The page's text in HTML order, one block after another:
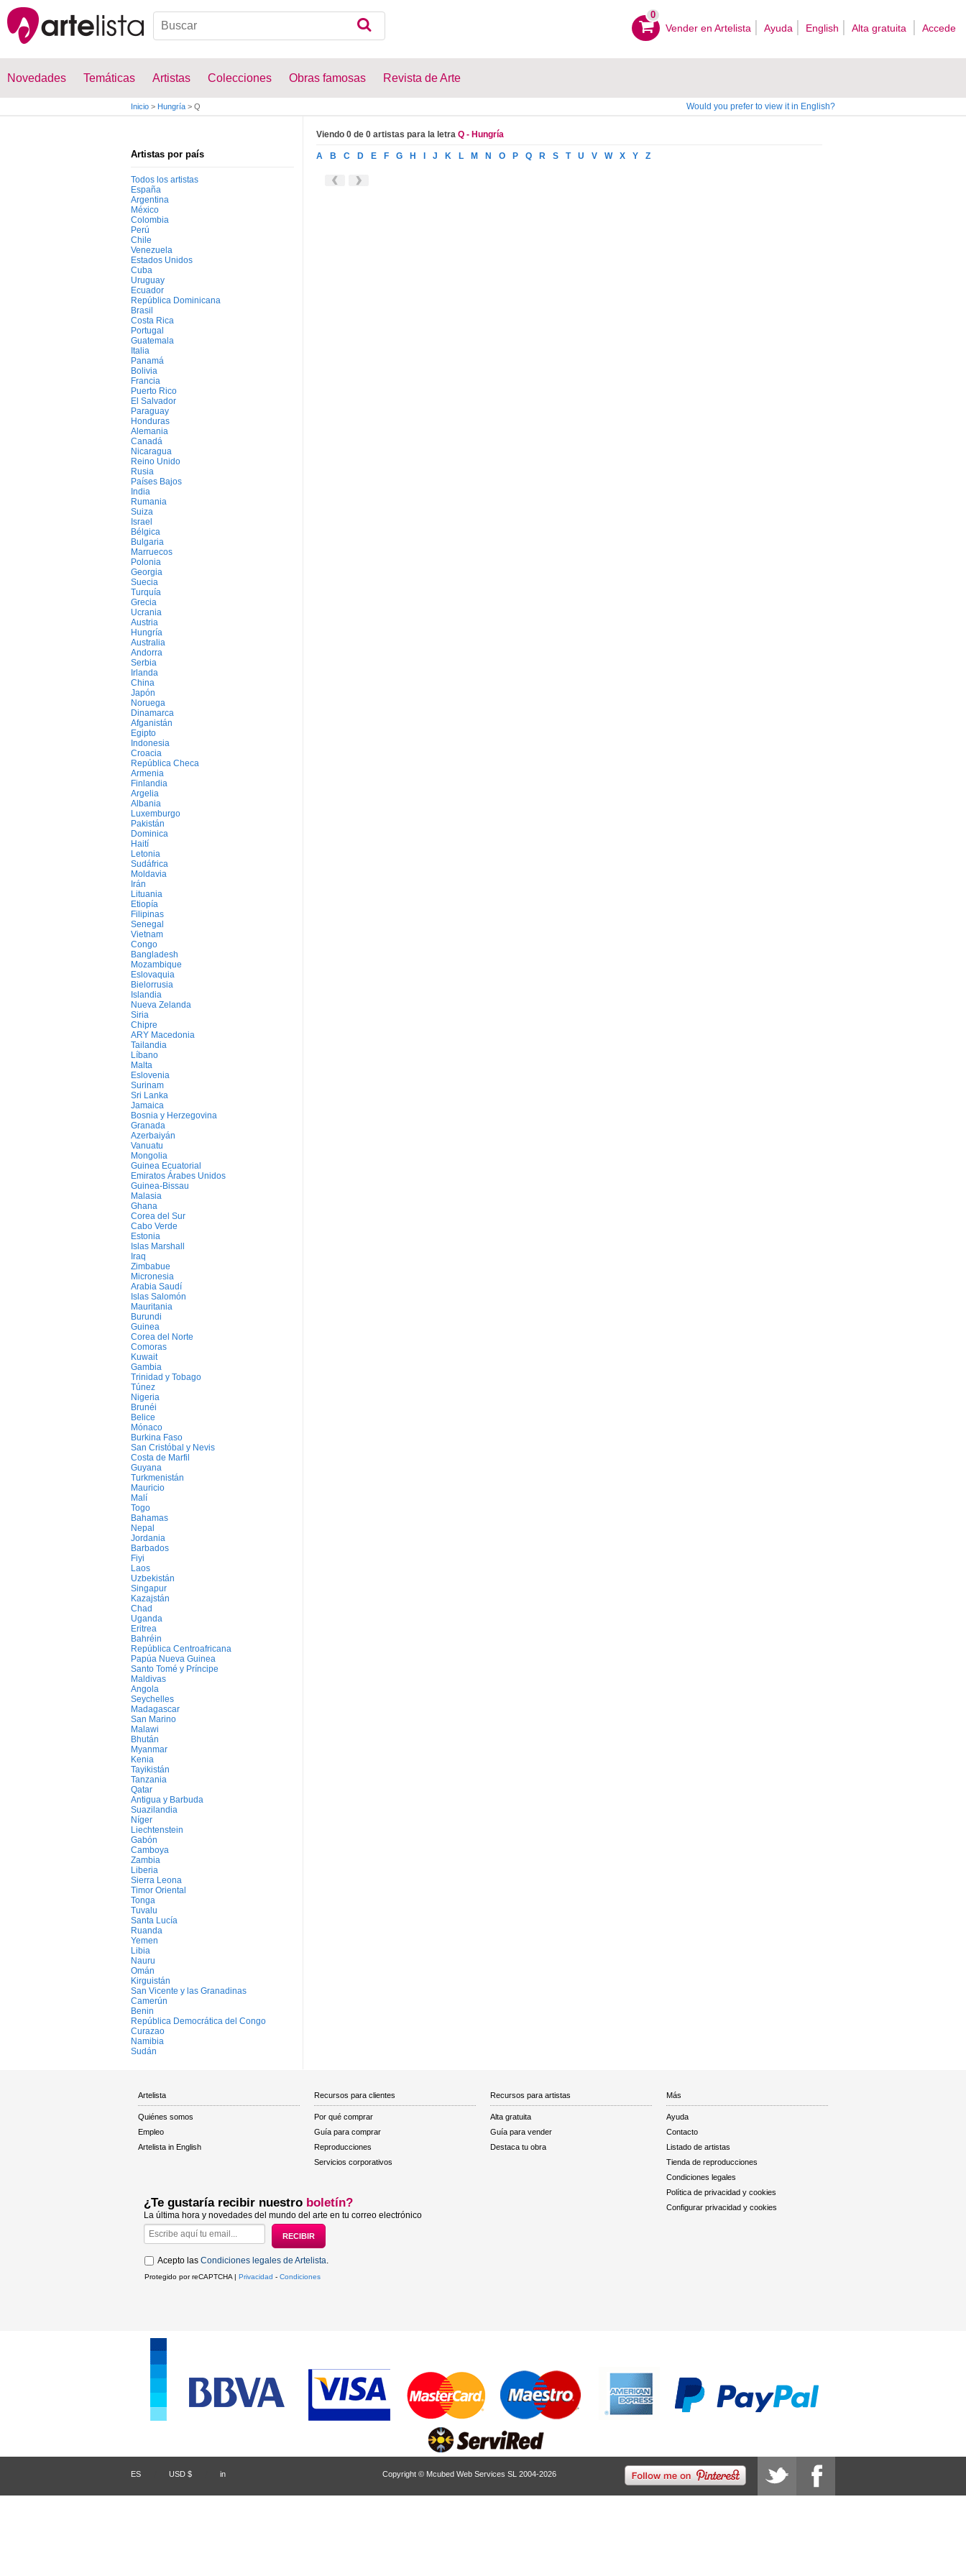
0
Vender en Artelista Ayuda English Alta gratuita Accede
Novedades Temáticas Artistas Colecciones Obras famosas Revista de Arte
Inicio > Hungría > Q Would you prefer to view it in English?
Artistas por país
Todos los artistas
España
Argentina
México
Colombia
Perú
Chile
Venezuela
Estados Unidos
Cuba
Uruguay
Ecuador
República Dominicana
Brasil
Costa Rica
Portugal
Guatemala
Italia
Panamá
Bolivia
Francia
Puerto Rico
El Salvador
Paraguay
Honduras
Alemania
Canadá
Nicaragua
Reino Unido
Rusia
Países Bajos
India
Rumania
Suiza
Israel
Bélgica
Bulgaria
Marruecos
Polonia
Georgia
Suecia
Turquía
Grecia
Ucrania
Austria
Hungría
Australia
Andorra
Serbia
Irlanda
China
Japón
Noruega
Dinamarca
Afganistán
Egipto
Indonesia
Croacia
República Checa
Armenia
Finlandia
Argelia
Albania
Luxemburgo
Pakistán
Dominica
Haití
Letonia
Sudáfrica
Moldavia
Irán
Lituania
Etiopía
Filipinas
Senegal
Vietnam
Congo
Bangladesh
Mozambique
Eslovaquia
Bielorrusia
Islandia
Nueva Zelanda
Siria
Chipre
ARY Macedonia
Tailandia
Líbano
Malta
Eslovenia
Surinam
Sri Lanka
Jamaica
Bosnia y Herzegovina
Granada
Azerbaiyán
Vanuatu
Mongolia
Guinea Ecuatorial
Emiratos Árabes Unidos
Guinea-Bissau
Malasia
Ghana
Corea del Sur
Cabo Verde
Estonia
Islas Marshall
Iraq
Zimbabue
Micronesia
Arabia Saudí
Islas Salomón
Mauritania
Burundi
Guinea
Corea del Norte
Comoras
Kuwait
Gambia
Trinidad y Tobago
Túnez
Nigeria
Brunéi
Belice
Mónaco
Burkina Faso
San Cristóbal y Nevis
Costa de Marfil
Guyana
Turkmenistán
Mauricio
Malí
Togo
Bahamas
Nepal
Jordania
Barbados
Fiyi
Laos
Uzbekistán
Singapur
Kazajstán
Chad
Uganda
Eritrea
Bahréin
República Centroafricana
Papúa Nueva Guinea
Santo Tomé y Príncipe
Maldivas
Angola
Seychelles
Madagascar
San Marino
Malawi
Bhután
Myanmar
Kenia
Tayikistán
Tanzania
Qatar
Antigua y Barbuda
Suazilandia
Níger
Liechtenstein
Gabón
Camboya
Zambia
Liberia
Sierra Leona
Timor Oriental
Tonga
Tuvalu
Santa Lucía
Ruanda
Yemen
Libia
Nauru
Omán
Kirguistán
San Vicente y las Granadinas
Camerún
Benin
República Democrática del Congo
Curazao
Namibia
Sudán
Viendo 0 de 0 artistas para la letra Q - Hungría
A B C D E F G H J K L M N O P Q R S T U V W X Y Z
Artelista
Quiénes somos
Empleo
Artelista in English
Recursos para clientes
Por qué comprar
Guía para comprar
Reproducciones
Servicios corporativos
Recursos para artistas
Alta gratuita
Guía para vender
Destaca tu obra
Más
Ayuda
Contacto
Listado de artistas
Tienda de reproducciones
Condiciones legales
Política de privacidad y cookies
Configurar privacidad y cookies
¿Te gustaría recibir nuestro boletín?
La última hora y novedades del mundo del arte en tu correo electrónico
Acepto las Condiciones legales de Artelista.
Protegido por reCAPTCHA | Privacidad - Condiciones
ES USD $ in Copyright © Mcubed Web Services SL 2004-2026